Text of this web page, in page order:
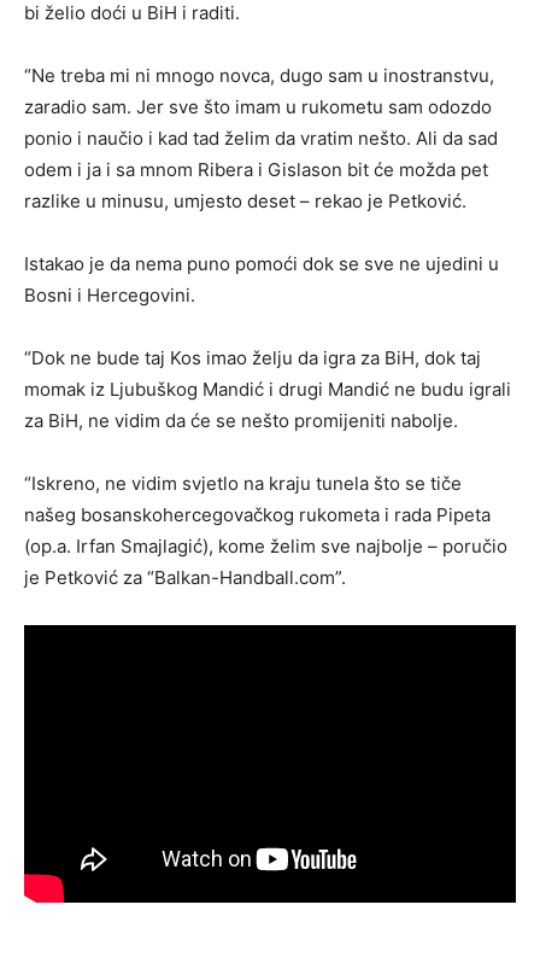
bi želio doći u BiH i raditi.
“Ne treba mi ni mnogo novca, dugo sam u inostranstvu,
zaradio sam. Jer sve što imam u rukometu sam odozdo
ponio i naučio i kad tad želim da vratim nešto. Ali da sad
odem i ja i sa mnom Ribera i Gislason bit će možda pet
razlike u minusu, umjesto deset – rekao je Petković.
Istakao je da nema puno pomoći dok se sve ne ujedini u
Bosni i Hercegovini.
“Dok ne bude taj Kos imao želju da igra za BiH, dok taj
momak iz Ljubuškog Mandić i drugi Mandić ne budu igrali
za BiH, ne vidim da će se nešto promijeniti nabolje.
“Iskreno, ne vidim svjetlo na kraju tunela što se tiče
našeg bosanskohercegovačkog rukometa i rada Pipeta
(op.a. Irfan Smajlagić), kome želim sve najbolje – poručio
je Petković za “Balkan-Handball.com”.